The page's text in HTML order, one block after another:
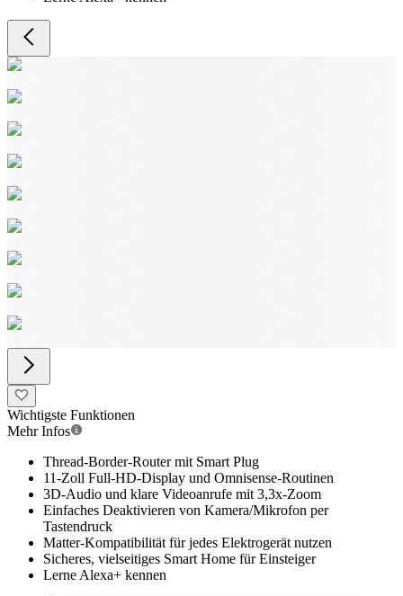
Wichtigste Funktionen
Mehr Infos
Thread-Border-Router mit Smart Plug
11-Zoll Full-HD-Display und Omnisense-Routinen
3D-Audio und klare Videoanrufe mit 3,3x-Zoom
Einfaches Deaktivieren von Kamera/Mikrofon per
Tastendruck
Matter-Kompatibilität für jedes Elektrogerät nutzen
Sicheres, vielseitiges Smart Home für Einsteiger
Lerne Alexa+ kennen